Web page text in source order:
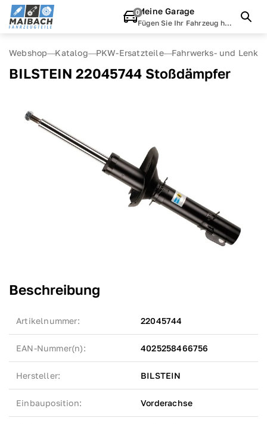
0Meine Garage
Fügen Sie Ihr Fahrzeug hinzu
Webshop Katalog PKW-Ersatzteile Fahrwerks- und
BILSTEIN 22045744 Stoßdämpfer
Beschreibung
Artikelnummer: 22045744
EAN-Nummer(n): 4025258466756
Hersteller: BILSTEIN
Einbauposition: Vorderachse